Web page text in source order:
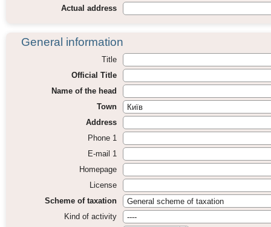
Actual address
General information
Title
Official Title
Name of the head
Town
Address
Phone 1
E-mail 1
Homepage
License
Scheme of taxation
Kind of activity